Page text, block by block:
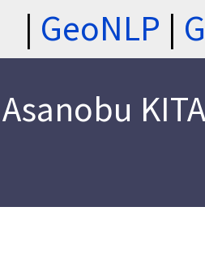
| GeoNLP |
Asanobu